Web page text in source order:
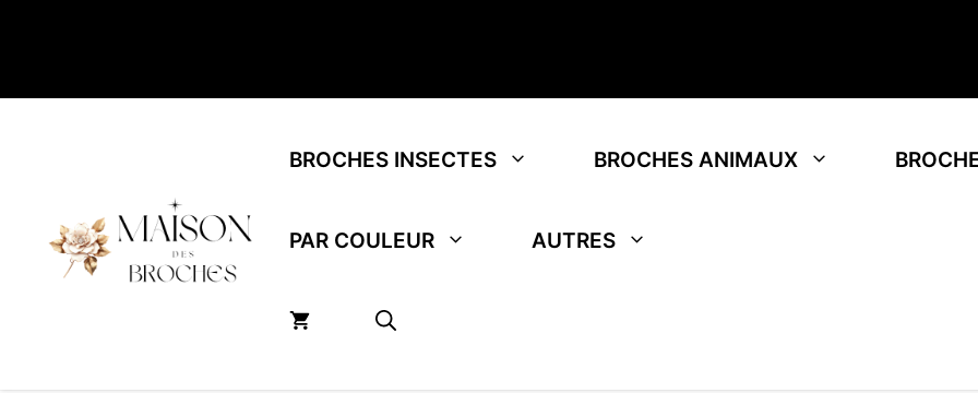
BROCHES INSECTES BROCHES ANIMAUX
PAR COULEUR AUTRES